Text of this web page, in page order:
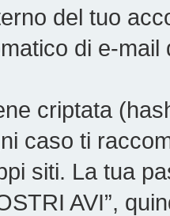
del tuo
di e-mail
criptata
caso ti
siti. La tua
AVI”,